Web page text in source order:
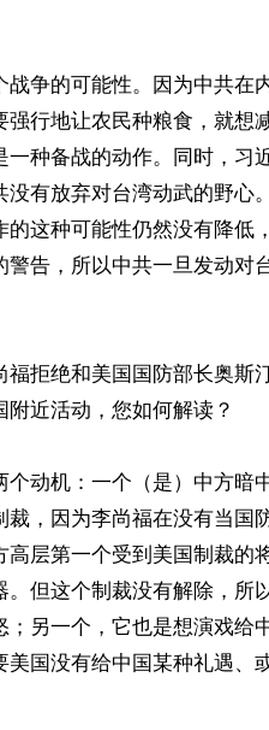
争的可能性。因为中共在
行地让农民种粮食，就想
种备战的动作。同时，习
有放弃对台湾动武的野心
这种可能性仍然没有降低
告，所以中共一旦发动对
拒绝和美国国防部长奥斯
近活动，您如何解读？
动机：一个（是）中方暗
，因为李尚福在没有当国
层第一个受到美国制裁的
但这个制裁没有解除，所
另一个，它也是想演戏给
国没有给中国某种礼遇、